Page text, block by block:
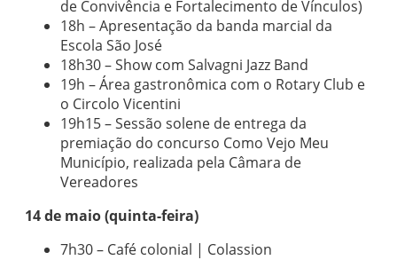
de Convivência e Fortalecimento de Vínculos)
18h – Apresentação da banda marcial da
Escola São José
18h30 – Show com Salvagni Jazz Band
19h – Área gastronômica com o Rotary Club e
o Circolo Vicentini
19h15 – Sessão solene de entrega da
premiação do concurso Como Vejo Meu
Município, realizada pela Câmara de
Vereadores
14 de maio (quinta-feira)
7h30 – Café colonial | Colassion